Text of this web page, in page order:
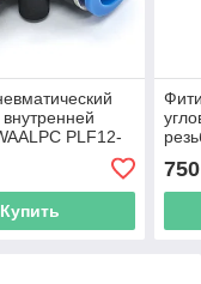
PLF12-
Купить
750